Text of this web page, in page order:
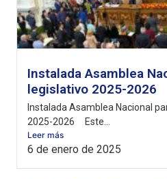
Instalada Asamblea
legislativo 2025-2026
Instalada Asamblea Nacional
2025-2026 Este...
Leer más
6 de enero de 2025